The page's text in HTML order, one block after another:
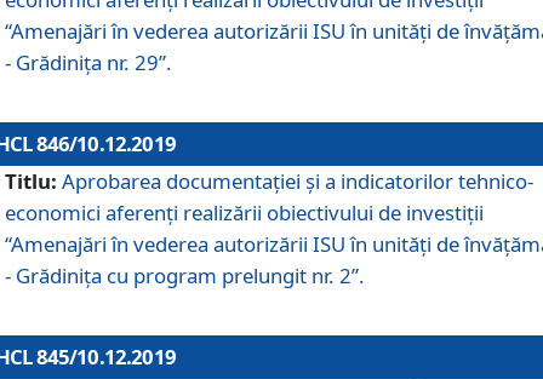
“Amenajări în vederea autorizării ISU în unități de
- Grădinița nr. 29”.
846/10.12.2019
Titlu: Aprobarea documentației și a indicatorilor tehnico-
economici aferenți realizării obiectivului de investiții
“Amenajări în vederea autorizării ISU în unități de
- Grădinița cu program prelungit nr. 2”.
845/10.12.2019